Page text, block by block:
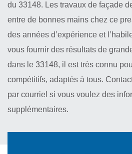
du 33148. Les travaux de façade
entre de bonnes mains chez ce
des années d’expérience et
vous fournir des résultats de
dans le 33148, il est très connu
compétitifs, adaptés à tous.
par courriel si vous voulez des
supplémentaires.